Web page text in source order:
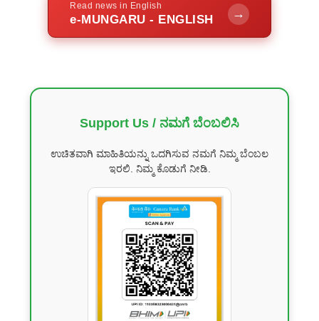
Read news in English
e-MUNGARU - ENGLISH →
Support Us / ನಮಗೆ ಬೆಂಬಲಿಸಿ
ಉಚಿತವಾಗಿ ಮಾಹಿತಿಯನ್ನು ಒದಗಿಸುವ ನಮಗೆ ನಿಮ್ಮ ಬೆಂಬಲ
ಇರಲಿ. ನಿಮ್ಮ ಕೊಡುಗೆ ನೀಡಿ.